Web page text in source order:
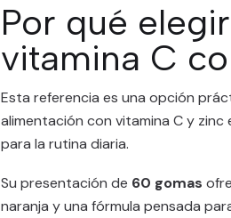
Por qué
vitamina C
Esta referencia es una opción
alimentación con vitamina C y
para la rutina diaria.
Su presentación de 60 gomas
naranja y una fórmula pensada